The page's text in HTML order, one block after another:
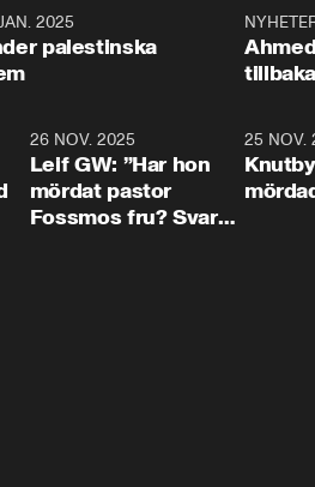
2025
palestinska
26 NOV. 2025
Leif GW: ”Har hon
mördat pastor
Fossmos fru? Svar
25 NOV.